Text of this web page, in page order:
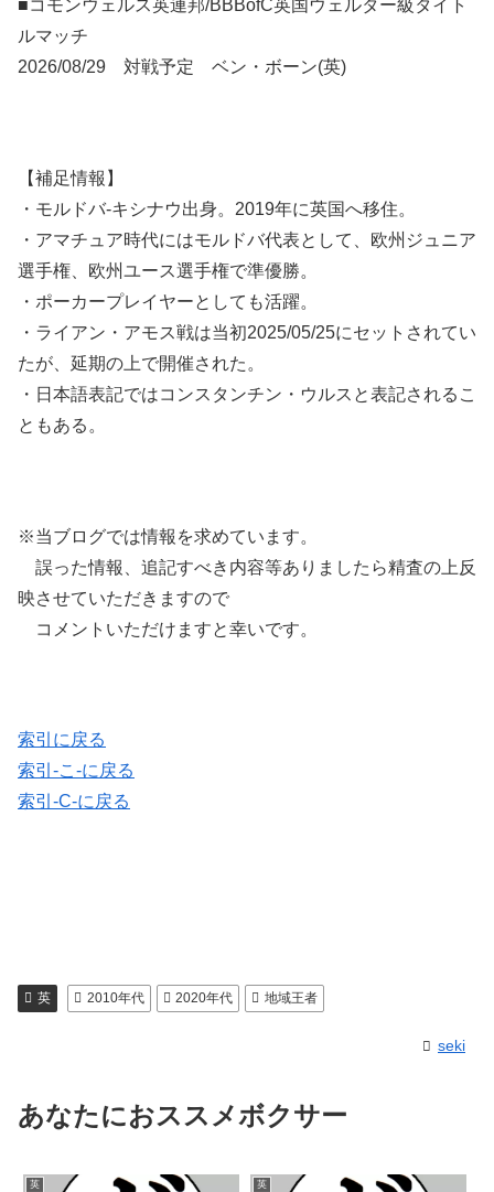
■コモンウェルス英連邦/BBBofC英国ウェルター級タイト
ルマッチ
2026/08/29 対戦予定 ベン・ボーン(英)
【補足情報】
・モルドバ-キシナウ出身。2019年に英国へ移住。
・アマチュア時代にはモルドバ代表として、欧州ジュニア
選手権、欧州ユース選手権で準優勝。
・ポーカープレイヤーとしても活躍。
・ライアン・アモス戦は当初2025/05/25にセットされてい
たが、延期の上で開催された。
・日本語表記ではコンスタンチン・ウルスと表記されるこ
ともある。
※当ブログでは情報を求めています。
誤った情報、追記すべき内容等ありましたら精査の上反
映させていただきますので
コメントいただけますと幸いです。
索引に戻る
索引-こ-に戻る
索引-C-に戻る
英 2010年代 2020年代 地域王者
seki
あなたにおススメボクサー
英 英